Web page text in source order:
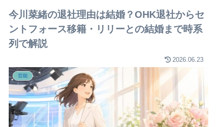
今川菜緒の退社理由は結婚？OHK退社からセ
ントフォース移籍・リリーとの結婚まで時系
列で解説
2026.06.23
芸能